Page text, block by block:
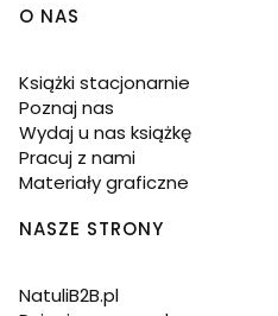
O NAS
Książki stacjonarnie
Poznaj nas
Wydaj u nas książkę
Pracuj z nami
Materiały graficzne
NASZE STRONY
NatuliB2B.pl